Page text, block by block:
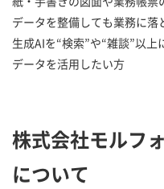
データを整備しても業務に
生成AIを“検索”や“雑談”以上
データを活用したい方
株式会社モルフ
について